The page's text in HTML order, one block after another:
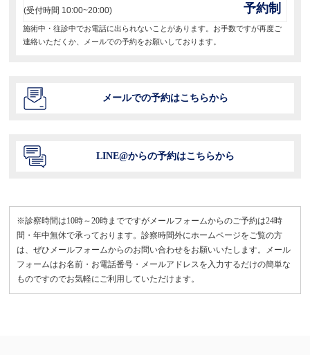
(受付時間 10:00~20:00) 予約制
施術中・往診中でお電話に出られないことがあります。お手数ですが再度ご
連絡いただくか、メールでの予約をお願いしております。
メールでの予約はこちらから
LINE@からの予約はこちらから
※診察時間は10時～20時までですがメールフォームからのご予約は24時
間・年中無休で承っております。診察時間外にホームページをご覧の方
は、ぜひメールフォームからのお問い合わせをお願いいたします。メール
フォームはお名前・お電話番号・メールアドレスを入力するだけの簡単な
ものですのでお気軽にご利用していただけます。